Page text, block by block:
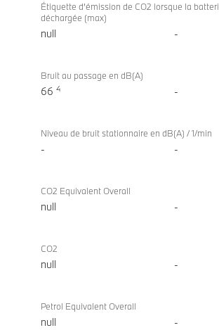
Étiquette d’émission de CO2 lorsque la
déchargée (max)
null -
Bruit au passage en dB(A)
66 4 -
Niveau de bruit stationnaire en dB(A) / 1/min
- -
CO2 Equivalent Overall
null -
CO2
null -
Petrol Equivalent Overall
null -